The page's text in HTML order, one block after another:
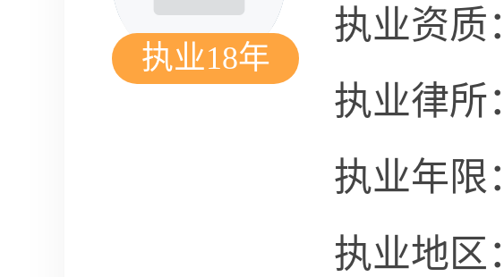
执业18年
执业资质：
执业律所：
执业年限：
执业地区：